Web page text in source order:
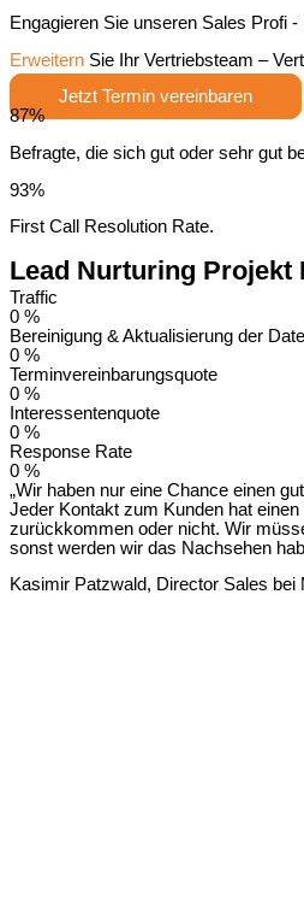
Engagieren Sie unseren Sales Profi
Erweitern Sie Ihr Vertriebsteam –
Jetzt Termin vereinbaren
87%
Befragte, die sich gut oder sehr gut
93%
First Call Resolution Rate.
Lead Nurturing Projekt
Traffic
0 %
Bereinigung & Aktualisierung der
0 %
Terminvereinbarungsquote
0 %
Interessentenquote
0 %
Response Rate
0 %
„Wir haben nur eine Chance einen
Jeder Kontakt zum Kunden hat
zurückkommen oder nicht. Wir
sonst werden wir das Nachsehen
Kasimir Patzwald, Director Sales bei